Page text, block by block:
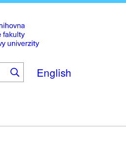
to
main
content
English
Digitalia